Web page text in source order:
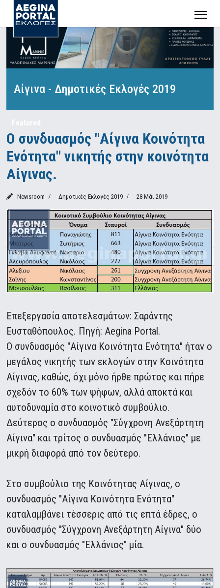
Αίγινα - Δημοτικές Εκλογές 2019
Ο συνδυασμός "Αίγινα Κοινότητα
Ενότητα" νικητής στην κοινότητα
Αίγινας.
Newsroom Δημοτικές Εκλογές 2019 28 Μάι 2019
Επεξεργασία αποτελεσμάτων: Σαράντης
Ευσταθόπουλος. Πηγή: Aegina Portal.
Ο συνδυασμός "Αίγινα Κοινότητα Ενότητα" ήταν ο
μεγάλος νικητής των εκλογών στην Κοινότητα
Αίγινας, καθώς, όχι μόνο ήρθε πρώτος και πήρε
σχεδόν το 60% των ψήφων, αλλά αποκτά και
αυτοδυναμία στο κοινοτικό συμβούλιο.
Δεύτερος ο συνδυασμός "Σύγχρονη Ανεξάρτητη
Αίγινα" και τρίτος ο συνδυασμός "Ελλάνιος" με
μικρή διαφορά από τον δεύτερο.
Στο συμβούλιο της Κοινότητας Αίγινας, ο
συνδυασμός "Αίγινα Κοινότητα Ενότητα"
καταλαμβάνει τέσσερις από τις επτά έδρες, ο
συνδυασμός "Σύγχρονη Ανεξάρτητη Αίγινα" δύο
και ο συνδυασμός "Ελλάνιος" μία.